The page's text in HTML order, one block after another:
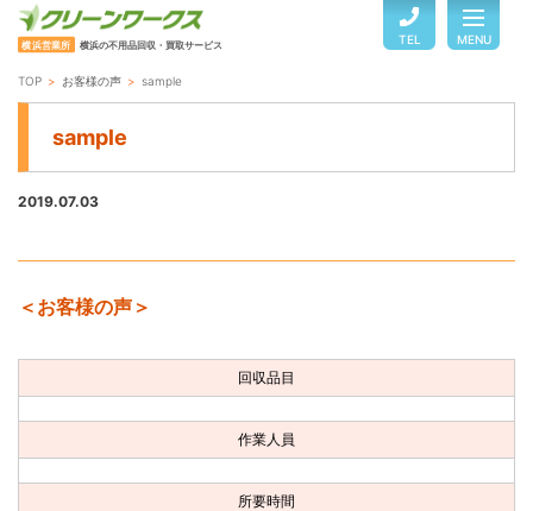
横浜営業所 横浜の不用品回収・買取サービス TEL MENU
TOP
ご利用の流れ
お客様の声
TOP お客様の声 sample
sample
2019.07.03
＜お客様の声＞
回収品目
作業人員
所要時間